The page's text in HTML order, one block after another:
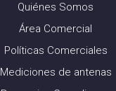
Quiénes Somos
Área Comercial
Políticas Comerciales
Mediciones de antenas